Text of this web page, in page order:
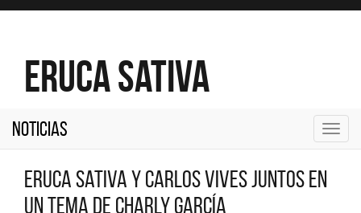
Eruca Sativa
Noticias
Eruca Sativa y Carlos Vives juntos en
un tema de Charly García